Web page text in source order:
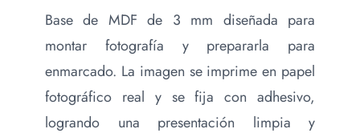
Base de MDF de 3 mm diseñada para
montar fotografía y prepararla para
enmarcado. La imagen se imprime en papel
fotográfico real y se fija con adhesivo,
logrando una presentación limpia y